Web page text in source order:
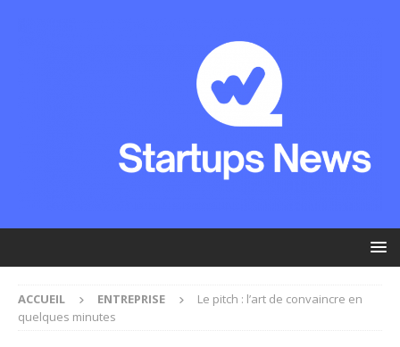
ACCUEIL ENTREPRISE
Le pitch : l’art de convaincre en
quelques minutes